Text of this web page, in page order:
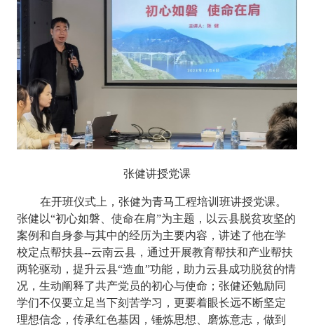
张健讲授党课
在开班仪式上，张健为青马工程培训班讲授党课。
张健以“初心如磐、使命在肩”为主题，以云县脱贫攻坚的
案例和自身参与其中的经历为主要内容，讲述了他在学
校定点帮扶县--云南云县，通过开展教育帮扶和产业帮扶
两轮驱动，提升云县“造血”功能，助力云县成功脱贫的情
况，生动阐释了共产党员的初心与使命；张健还勉励同
学们不仅要立足当下刻苦学习，更要着眼长远不断坚定
理想信念，传承红色基因，锤炼思想、磨炼意志，做到